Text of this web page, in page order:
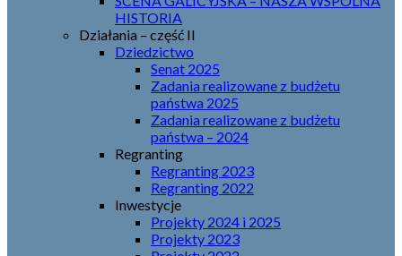
HISTORIA
Działania – część II
Dziedzictwo
Senat 2025
Zadania realizowane z budżetu
państwa 2025
Zadania realizowane z budżetu
państwa – 2024
Regranting
Regranting 2023
Regranting 2022
Inwestycje
Projekty 2024 i 2025
Projekty 2023